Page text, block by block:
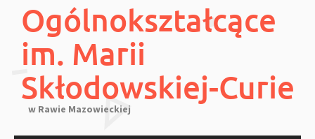
Ogólnokształcące
im. Marii
Skłodowskiej-Curie
w Rawie Mazowieckiej